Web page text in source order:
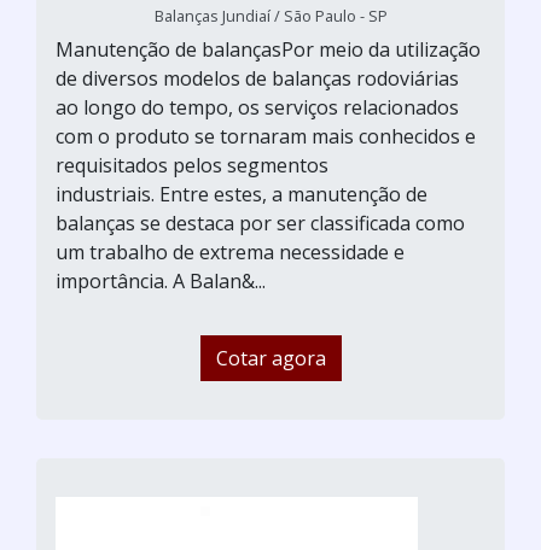
Balanças Jundiaí / São Paulo - SP
Manutenção de balançasPor meio da utilização
de diversos modelos de balanças rodoviárias
ao longo do tempo, os serviços relacionados
com o produto se tornaram mais conhecidos e
requisitados pelos segmentos
industriais. Entre estes, a manutenção de
balanças se destaca por ser classificada como
um trabalho de extrema necessidade e
importância. A Balan&...
Cotar agora